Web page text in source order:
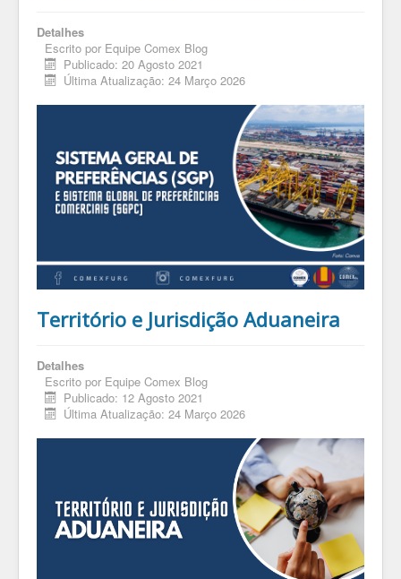
Detalhes
Escrito por Equipe Comex Blog
Publicado: 20 Agosto 2021
Última Atualização: 24 Março 2026
Território e Jurisdição Aduaneira
Detalhes
Escrito por Equipe Comex Blog
Publicado: 12 Agosto 2021
Última Atualização: 24 Março 2026